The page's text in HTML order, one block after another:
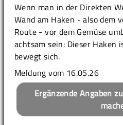
Wenn man in der Direkten
Wand am Haken - also dem
Route - vor dem Gemüse
achtsam sein: Dieser Haken
bewegt sich.
Meldung vom 16.05.26
Ergänzende Angaben